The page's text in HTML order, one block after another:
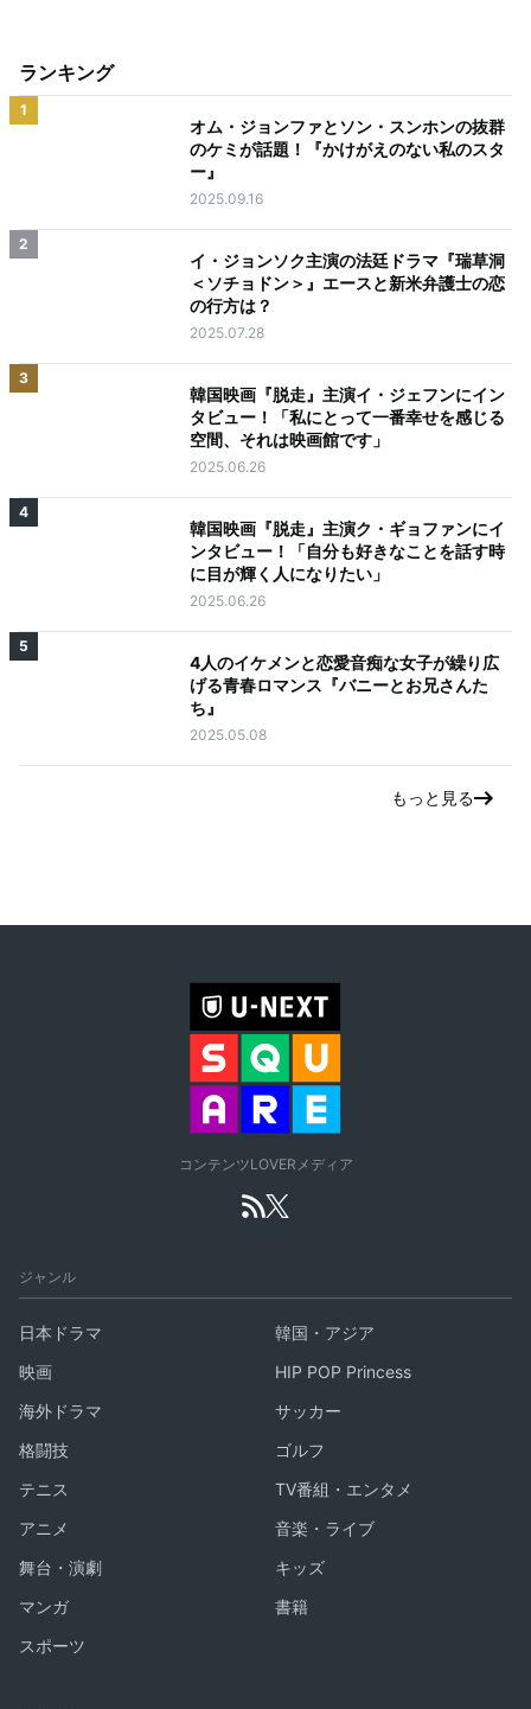
ランキング
1
オム・ジョンファとソン・スンホンの抜群
のケミが話題！『かけがえのない私のスタ
ー』
2025.09.16
2
イ・ジョンソク主演の法廷ドラマ『瑞草洞
＜ソチョドン＞』エースと新米弁護士の恋
の行方は？
2025.07.28
3
韓国映画『脱走』主演イ・ジェフンにイン
タビュー！「私にとって一番幸せを感じる
空間、それは映画館です」
2025.06.26
4
韓国映画『脱走』主演ク・ギョファンにイ
ンタビュー！「自分も好きなことを話す時
に目が輝く人になりたい」
2025.06.26
5
4人のイケメンと恋愛音痴な女子が繰り広
げる青春ロマンス『バニーとお兄さんた
ち』
2025.05.08
もっと見る
コンテンツLOVERメディア
ジャンル
日本ドラマ
韓国・アジア
映画
HIP POP Princess
海外ドラマ
サッカー
格闘技
ゴルフ
テニス
TV番組・エンタメ
アニメ
音楽・ライブ
舞台・演劇
キッズ
マンガ
書籍
スポーツ